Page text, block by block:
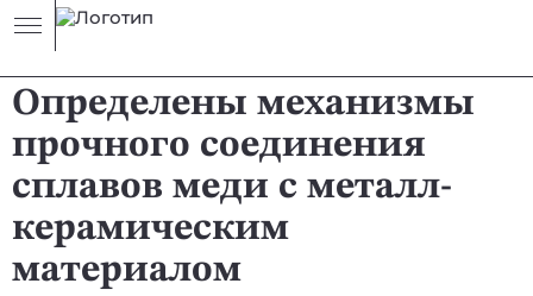
Определены механизмы
прочного соединения
сплавов меди с металл-
керамическим
материалом